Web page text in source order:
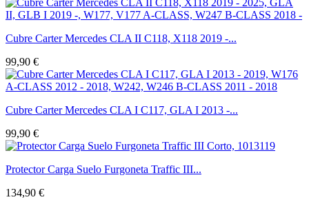
Cubre Carter Mercedes CLA II C118, X118 2019 -...
99,90 €
Cubre Carter Mercedes CLA I C117, GLA I 2013 -...
99,90 €
Protector Carga Suelo Furgoneta Traffic III...
134,90 €